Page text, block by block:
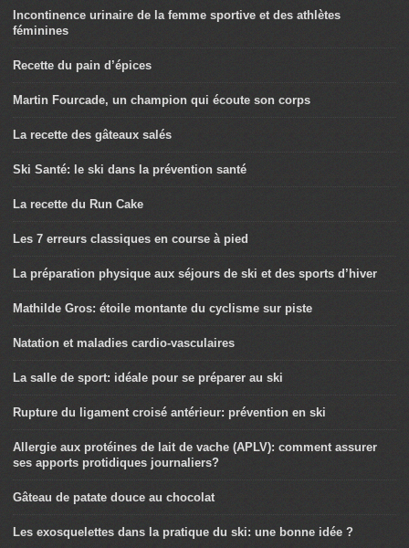
Incontinence urinaire de la femme sportive et des athlètes
féminines
Recette du pain d’épices
Martin Fourcade, un champion qui écoute son corps
La recette des gâteaux salés
Ski Santé: le ski dans la prévention santé
La recette du Run Cake
Les 7 erreurs classiques en course à pied
La préparation physique aux séjours de ski et des sports d’hiver
Mathilde Gros: étoile montante du cyclisme sur piste
Natation et maladies cardio-vasculaires
La salle de sport: idéale pour se préparer au ski
Rupture du ligament croisé antérieur: prévention en ski
Allergie aux protéines de lait de vache (APLV): comment assurer
ses apports protidiques journaliers?
Gâteau de patate douce au chocolat
Les exosquelettes dans la pratique du ski: une bonne idée ?